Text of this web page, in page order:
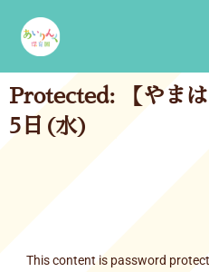
content
Protected: 【やま
5日(水)
This content is password